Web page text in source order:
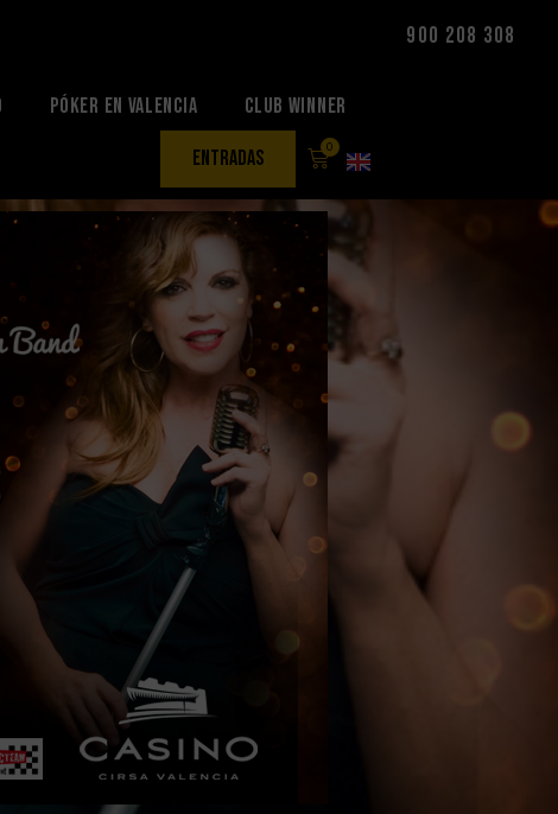
900 208 308
Póker en Valencia Club Winner
entradas 0